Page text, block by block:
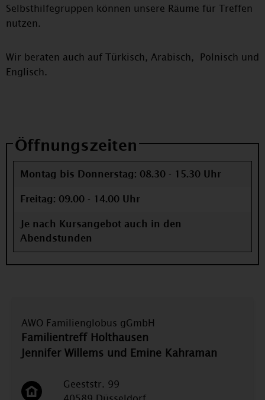
Selbsthilfegruppen können unsere Räume für Treffen
nutzen.
Wir beraten auch auf Türkisch, Arabisch, Polnisch und
Englisch.
Öffnungszeiten
Montag bis Donnerstag: 08.30 - 15.30 Uhr
Freitag: 09.00 - 14.00 Uhr
Je nach Kursangebot auch in den
Abendstunden
AWO Familienglobus gGmbH
Familientreff Holthausen
Jennifer Willems und Emine Kahraman
Geeststr. 99